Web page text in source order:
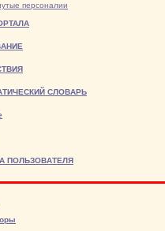
персоналии
СЛОВАРЬ
ПОЛЬЗОВАТЕЛЯ